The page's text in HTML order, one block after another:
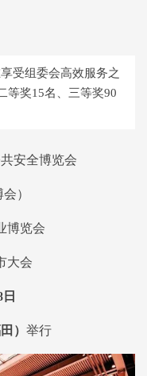
受组委会高效服务之
等奖15名、三等奖90
安全博览会
）
博览会
大会
） 举行